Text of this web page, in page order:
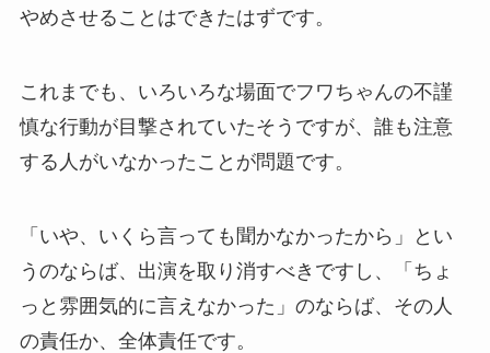
やめさせることはできたはずです。
これまでも、いろいろな場面でフワちゃんの不謹
慎な行動が目撃されていたそうですが、誰も注意
する人がいなかったことが問題です。
「いや、いくら言っても聞かなかったから」とい
うのならば、出演を取り消すべきですし、「ちょ
っと雰囲気的に言えなかった」のならば、その人
の責任か、全体責任です。